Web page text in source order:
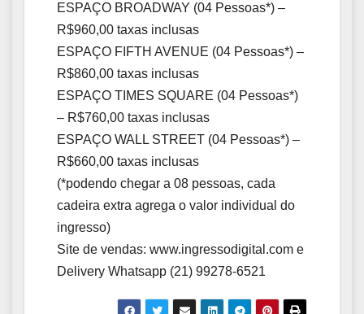
ESPAÇO BROADWAY (04 Pessoas*) –
R$960,00 taxas inclusas
ESPAÇO FIFTH AVENUE (04 Pessoas*) –
R$860,00 taxas inclusas
ESPAÇO TIMES SQUARE (04 Pessoas*)
– R$760,00 taxas inclusas
ESPAÇO WALL STREET (04 Pessoas*) –
R$660,00 taxas inclusas
(*podendo chegar a 08 pessoas, cada
cadeira extra agrega o valor individual do
ingresso)
Site de vendas: www.ingressodigital.com e
Delivery Whatsapp (21) 99278-6521